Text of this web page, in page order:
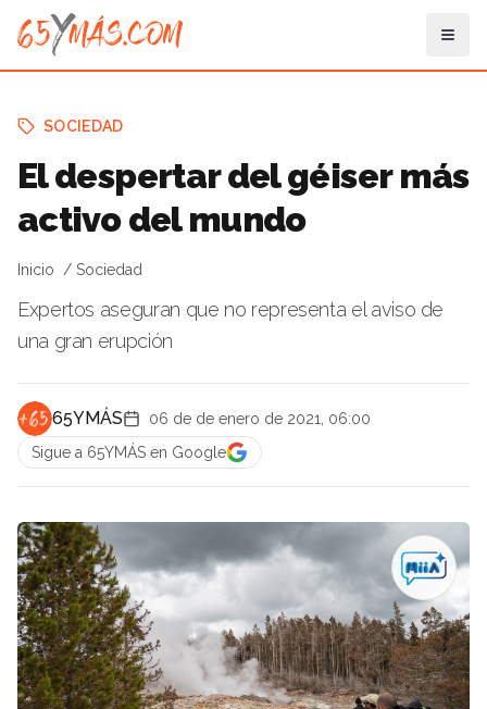
SOCIEDAD
El despertar del géiser más
activo del mundo
Inicio Sociedad
Expertos aseguran que no representa el aviso de
una gran erupción
65YMÁS
06 de de enero de 2021, 06:00
Sigue a 65YMÁS en Google